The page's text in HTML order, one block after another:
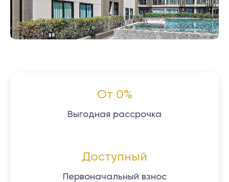
От 0%
Выгодная рассрочка
Доступный
Первоначальный взнос